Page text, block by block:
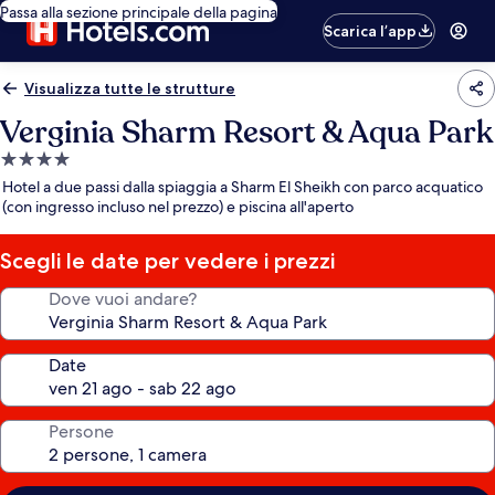
Passa alla sezione principale della pagina
Scarica l’app
Visualizza tutte le strutture
Verginia Sharm Resort & Aqua Park
Struttura
a
4.0
stelle
Hotel a due passi dalla spiaggia a Sharm El Sheikh con parco acquatico
(con ingresso incluso nel prezzo) e piscina all'aperto
Scegli le date per vedere i prezzi
Dove vuoi andare?
Date
Persone